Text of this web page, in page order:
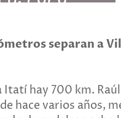
separan a
Itatí hay 700 km.
hace varios años,